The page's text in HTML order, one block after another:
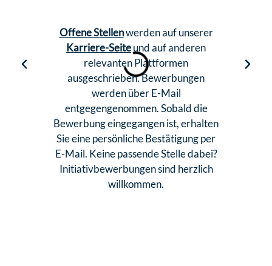
Offene Stellenwerden auf unserer
Karriere-Seiteund auf anderen
relevanten Plattformen
ausgeschrieben. Bewerbungen
werden über E-Mail
entgegengenommen. Sobald die
Bewerbung eingegangen ist, erhalten
Sie eine persönliche Bestätigung per
E-Mail. Keine passende Stelle dabei?
Initiativbewerbungen sind herzlich
willkommen.